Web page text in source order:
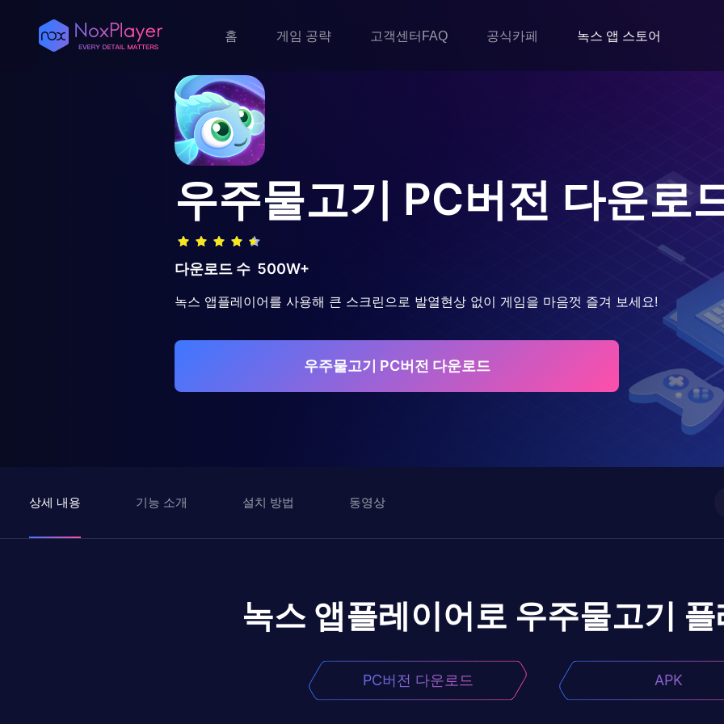
홈 게임 공략 고객센터FAQ 공식카페 녹스 앱 스토어
우주물고기 PC버전 다운로
다운로드 수 500W+
녹스 앱플레이어를 사용해 큰 스크린으로 발열현상 없이 게임을 마음껏 즐겨 보세요!
우주물고기 PC버전 다운로드
상세 내용 기능 소개 설치 방법 동영상
녹스 앱플레이어로 우주물고기
PC버전 다운로드 APK